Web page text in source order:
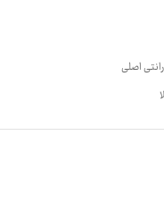
اصلی